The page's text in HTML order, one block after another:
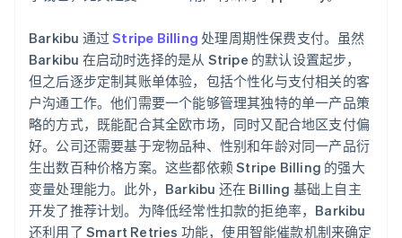
Barkibu 通过Stripe Billing 处理周期性保费支付。虽然
Barkibu 在启动时选择的是从 Stripe 的默认设置起步，
但之后逐步定制其账单体验，包括个性化与支付相关的客
户沟通工作。他们需要一个能够管理其独特的单一产品策
略的方式，既能配合其全欧市场，同时又配合地区支付偏
好。公司还需要基于宠物品种、性别和年龄对同一产品衍
生出数百种价格方案。这些都依赖 Stripe Billing 的强大
变量处理能力。此外，Barkibu 还在 Billing 基础上自主
开发了推荐计划。为降低经常性扣款的拒绝率，Barkibu
还利用了 Smart Retries 功能，使用智能催款机制来确定